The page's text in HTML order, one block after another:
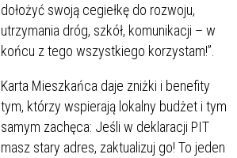
dołożyć swoją cegiełkę do rozwoju,
utrzymania dróg, szkół, komunikacji – w
końcu z tego wszystkiego korzystam!”.
Karta Mieszkańca daje zniżki i benefity
tym, którzy wspierają lokalny budżet i tym
samym zachęca: Jeśli w deklaracji PIT
masz stary adres, zaktualizuj go! To jeden